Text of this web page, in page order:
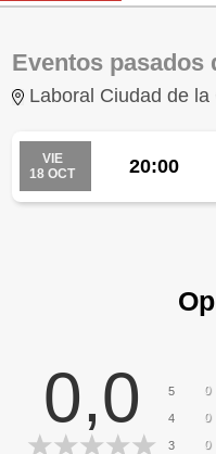
Eventos pasados
Laboral Ciudad de la
VIE
18 OCT
20:00
0,0 5 0
4 0
3 0